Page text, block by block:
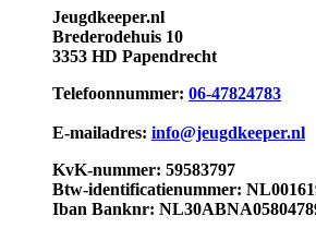
Jeugdkeeper.nl
Brederodehuis 10
3353 HD Papendrecht
Telefoonnummer: 06-47824783
E-mailadres: info@jeugdkeeper.nl
KvK-nummer: 59583797
Btw-identificatienummer:
Iban Banknr: